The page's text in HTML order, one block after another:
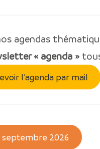
agendas
« agenda »
l’agenda par mail
septembre 2026